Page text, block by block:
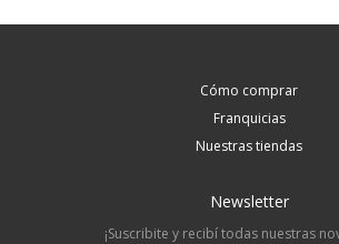
Cómo comprar
Franquicias
Nuestras tiendas
Newsletter
¡Suscribite y recibí todas nuestras